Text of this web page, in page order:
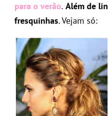
para o verão. Além de
fresquinhas. Vejam só: